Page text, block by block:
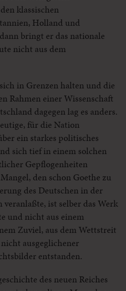
klassischen
Holland und
bringt er das nationale
nicht aus dem
in Grenzen halten und die
Rahmen einer Wissenschaft
dagegen lag es anders.
für die Nation
ein starkes politisches
sich tief in einem solchen
Gepflogenheiten
den schon Goethe zu
des Deutschen in der
veranlaßte, ist selber das Werk
und nicht aus einem
Zuviel, aus dem Wettstreit
ausgeglichener
entstanden.
des neuen Reiches